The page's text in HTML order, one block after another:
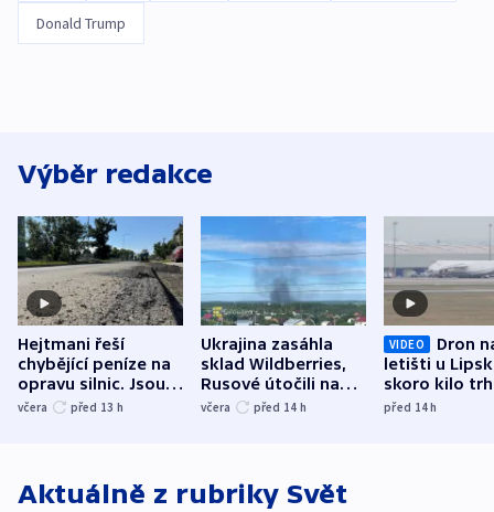
Donald Trump
Výběr redakce
Hejtmani řeší
chybějící peníze na
opravu silnic. Jsou
nenárokové, namítá
včera před 13 h
Ukrajina zasáhla
sklad Wildberries,
Rusové útočili na
trh, hasiče či
včera před 14 h
VIDEO
Dron
letišti u
skoro kilo
indicie
před 14h
Aktuálně z rubriky Svět